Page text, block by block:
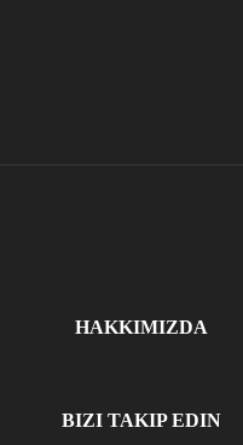
HAKKIMIZDA
BIZI TAKIP EDIN